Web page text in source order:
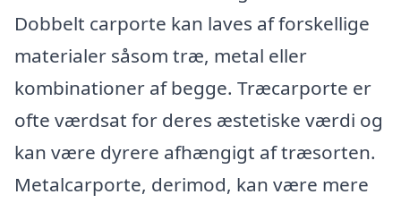
Dobbelt carporte kan laves af forskellige
materialer såsom træ, metal eller
kombinationer af begge. Træcarporte er
ofte værdsat for deres æstetiske værdi og
kan være dyrere afhængigt af træsorten.
Metalcarporte, derimod, kan være mere